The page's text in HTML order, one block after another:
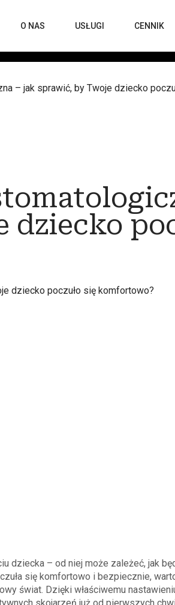
O NAS USŁUGI CENNIK
– jak sprawić, by Twoje dziecko
dziecka – od niej może zależeć, jak
się komfortowo i bezpiecznie,
świat. Dzięki właściwemu